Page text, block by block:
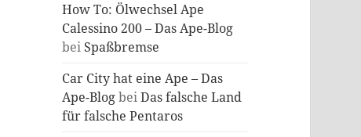
How To: Ölwechsel Ape
Calessino 200 – Das Ape-Blog
bei Spaßbremse
Car City hat eine Ape – Das
Ape-BlogbeiDas falsche Land
für falsche Pentaros